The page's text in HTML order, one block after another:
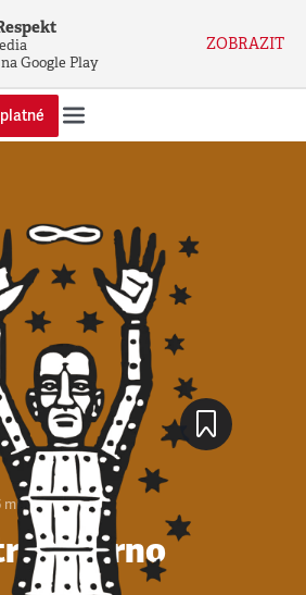
Google Play
ZOBRAZIT
minut
pro Brno